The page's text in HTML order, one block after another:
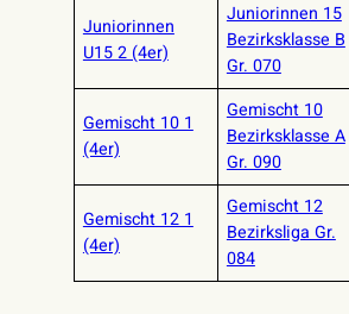
Juniorinnen
U15 2 (4er)
Juniorinnen 15
Bezirksklasse B
Gr. 070
Gemischt 10 1
(4er)
Gemischt 10
Bezirksklasse A
Gr. 090
Gemischt 12 1
(4er)
Gemischt 12
Bezirksliga Gr.
084